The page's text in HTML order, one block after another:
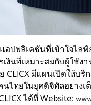
อปพลิเคชันที่เข้าใจไ
งินที่เหมาะสมกับผู้ใช้ง
CLICX มีแผนเปิดให้บ
ไทยในยุคดิจิทัลอย่างเ
ได้ที่ Website: